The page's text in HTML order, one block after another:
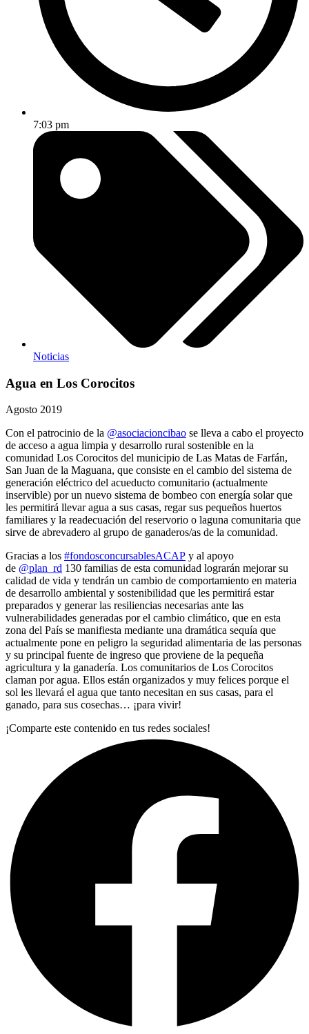
7:03 pm
Noticias
Agua en Los Corocitos
Agosto 2019
Con el patrocinio de la @asociacioncibao se lleva a cabo el proyecto
de acceso a agua limpia y desarrollo rural sostenible en la
comunidad Los Corocitos del municipio de Las Matas de Farfán,
San Juan de la Maguana, que consiste en el cambio del sistema de
generación eléctrico del acueducto comunitario (actualmente
inservible) por un nuevo sistema de bombeo con energía solar que
les permitirá llevar agua a sus casas, regar sus pequeños huertos
familiares y la readecuación del reservorio o laguna comunitaria que
sirve de abrevadero al grupo de ganaderos/as de la comunidad.
Gracias a los #fondosconcursablesACAP y al apoyo
de @plan_rd 130 familias de esta comunidad lograrán mejorar su
calidad de vida y tendrán un cambio de comportamiento en materia
de desarrollo ambiental y sostenibilidad que les permitirá estar
preparados y generar las resiliencias necesarias ante las
vulnerabilidades generadas por el cambio climático, que en esta
zona del País se manifiesta mediante una dramática sequía que
actualmente pone en peligro la seguridad alimentaria de las personas
y su principal fuente de ingreso que proviene de la pequeña
agricultura y la ganadería. Los comunitarios de Los Corocitos
claman por agua. Ellos están organizados y muy felices porque el
sol les llevará el agua que tanto necesitan en sus casas, para el
ganado, para sus cosechas… ¡para vivir!
¡Comparte este contenido en tus redes sociales!